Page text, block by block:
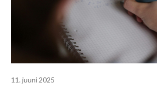
11. juuni 2025